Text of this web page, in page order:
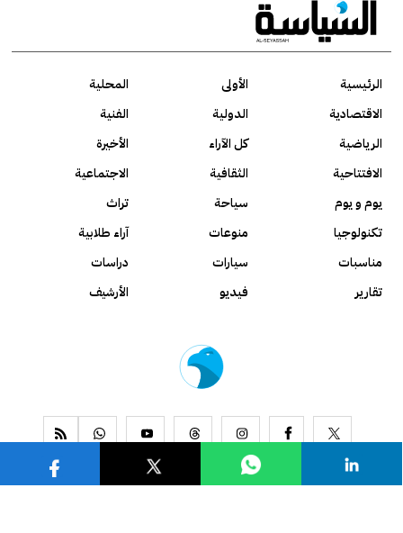
الرئيسية الأولى
المحلية
الاقتصادية
الدولية
الفنية
الرياضية
كل الآراء
الأخيرة
الافتتاحية
الثقافية
الاجتماعية
يوم و يوم
سياحة
تراث
تكنولوجيا
منوعات
آراء طلابية
مناسبات
سيارات
دراسات
تقارير
فيديو الأرشيف